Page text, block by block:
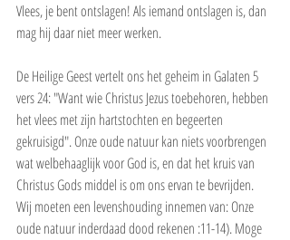
Vlees, je bent ontslagen! Als iemand ontslagen is, dan
mag hij daar niet meer werken.
De Heilige Geest vertelt ons het geheim in Galaten 5
vers 24: "Want wie Christus Jezus toebehoren, hebben
het vlees met zijn hartstochten en begeerten
gekruisigd". Onze oude natuur kan niets voorbrengen
wat welbehaaglijk voor God is, en dat het kruis van
Christus Gods middel is om ons ervan te bevrijden.
Wij moeten een levenshouding innemen van: Onze
oude natuur inderdaad dood rekenen :11-14). Moge